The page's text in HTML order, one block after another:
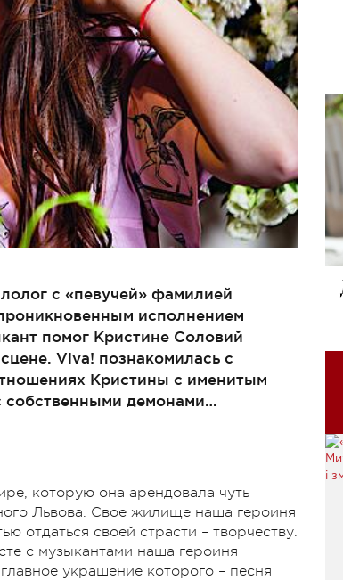
с «певучей» фамилией
исполнением
помог Кристине Соловий
Viva! познакомилась с
Кристины с именитым
собственными демонами…
которую она арендовала чуть
Львова. Свое жилище наша героиня
отдаться своей страсти – творчеству.
с музыкантами наша героиня
украшение которого – песня